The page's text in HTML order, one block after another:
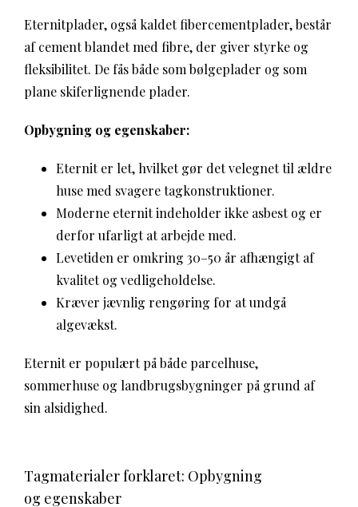
Eternitplader, også kaldet fibercementplader, består
af cement blandet med fibre, der giver styrke og
fleksibilitet. De fås både som bølgeplader og som
plane skiferlignende plader.
Opbygning og egenskaber:
Eternit er let, hvilket gør det velegnet til ældre
huse med svagere tagkonstruktioner.
Moderne eternit indeholder ikke asbest og er
derfor ufarligt at arbejde med.
Levetiden er omkring 30–50 år afhængigt af
kvalitet og vedligeholdelse.
Kræver jævnlig rengøring for at undgå
algevækst.
Eternit er populært på både parcelhuse,
sommerhuse og landbrugsbygninger på grund af
sin alsidighed.
Tagmaterialer forklaret: Opbygning
og egenskaber